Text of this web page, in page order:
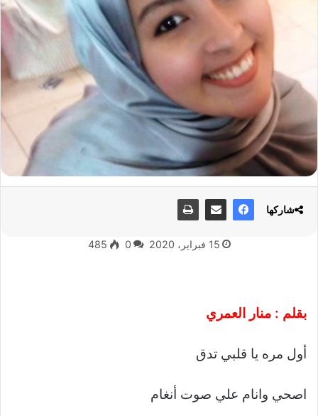
15 فبراير، 2020 0
485
بقلم : منار العمري
أول مره يا قلبي تدق
اصحي وانام علي صوت أنغام
شاركها